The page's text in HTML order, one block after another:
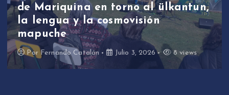
de Mariquina en torno al ülkantun,
la lengua y la cosmovisión
mapuche
Por Fernando Catalán Julio 3, 2026 8 views